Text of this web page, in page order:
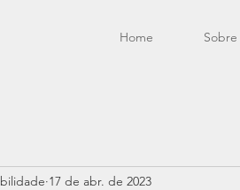
Home Sobre
17 de abr. de 2023